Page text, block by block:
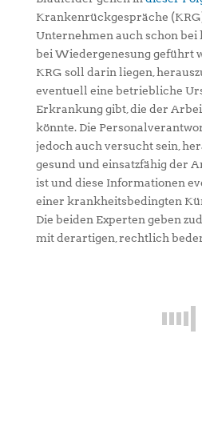
Krankenrückgespräche
Unternehmen auch schon bei
bei Wiedergenesung geführt
KRG soll darin liegen,
eventuell eine betriebliche
Erkrankung gibt, die der
könnte. Die
jedoch auch versucht sein,
gesund und einsatzfähig der
ist und diese Informationen
einer krankheitsbedingten
Die beiden Experten geben
mit derartigen, rechtlich